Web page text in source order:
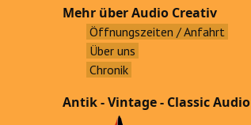
Mehr über Audio Creativ
Öffnungszeiten / Anfahrt
Über uns
Chronik
Antik - Vintage - Classic Audio